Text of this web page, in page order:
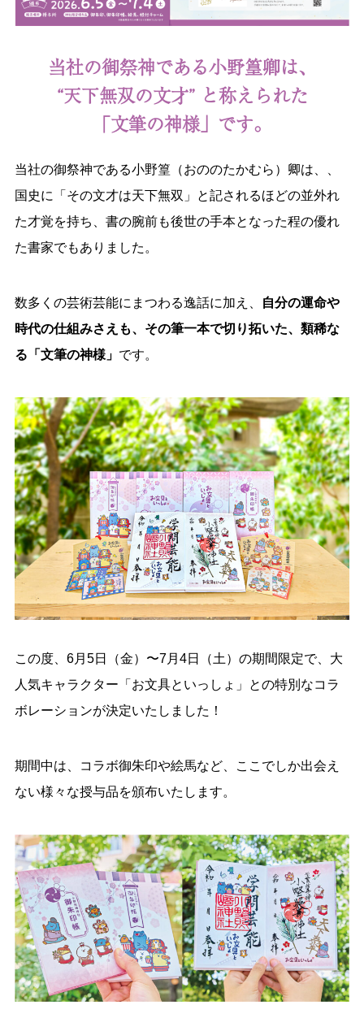
当社の御祭神である小野篁卿は、
“天下無双の文才” と称えられた
「文筆の神様」です。
当社の御祭神である小野篁（おののたかむら）卿は、、
国史に「その文才は天下無双」と記されるほどの並外れ
た才覚を持ち、書の腕前も後世の手本となった程の優れ
た書家でもありました。
数多くの芸術芸能にまつわる逸話に加え、
自分の運命や
時代の仕組みさえも、その筆一本で切り拓いた、類稀な
る「文筆の神様」 です。
この度、6月5日（金）〜7月4日（土）の期間限定で、大
人気キャラクター「お文具といっしょ」との特別なコラ
ボレーションが決定いたしました！
期間中は、コラボ御朱印や絵馬など、ここでしか出会え
ない様々な授与品を頒布いたします。